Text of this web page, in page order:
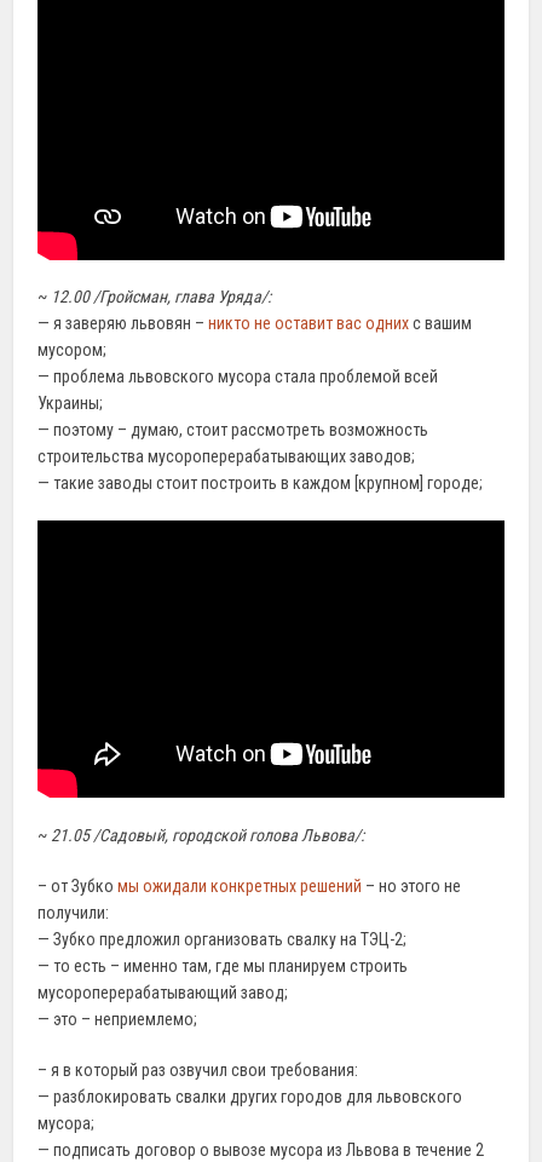
~ 12.00 /Гройсман, глава Уряда/:
— я заверяю львовян –никто не оставит вас однихс вашим
мусором;
— проблема львовского мусора стала проблемой всей
Украины;
— поэтому – думаю, стоит рассмотреть возможность
строительства мусороперерабатывающих заводов;
— такие заводы стоит построить в каждом [крупном] городе;
~ 21.05 /Садовый, городской голова Львова/:
– от Зубкомы ожидали конкретных решений – но этого не
получили:
— Зубко предложил организовать свалку на ТЭЦ-2;
— то есть – именно там, где мы планируем строить
мусороперерабатывающий завод;
— это – неприемлемо;
– я в который раз озвучил свои требования:
— разблокировать свалки других городов для львовского
мусора;
— подписать договор о вывозе мусора из Львова в течение 2